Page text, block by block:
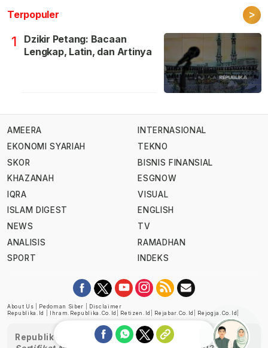
Terpopuler >
1
Dzikir Petang: Bacaan
Lengkap, Latin, dan Artinya
AMEERA
EKONOMI SYARIAH
SKOR
KHAZANAH
IQRA
ISLAM DIGEST
NEWS
ANALISIS
SPORT
INTERNASIONAL
TEKNO
BISNIS FINANSIAL
ESGNOW
VISUAL
ENGLISH
TV
RAMADHAN
INDEKS
About Us Pedoman Siber
Disclaimer
Republika.id
Ihram.republika.co.id Retizen.id Rejabar.co.id Rejogja.co.id
Republika telah diverifikasi oleh Dewan Pers